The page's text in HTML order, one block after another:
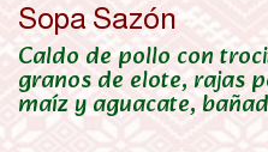
Sopa Sazón
Caldo de pollo con
granos de elote, rajas
maíz y aguacate,